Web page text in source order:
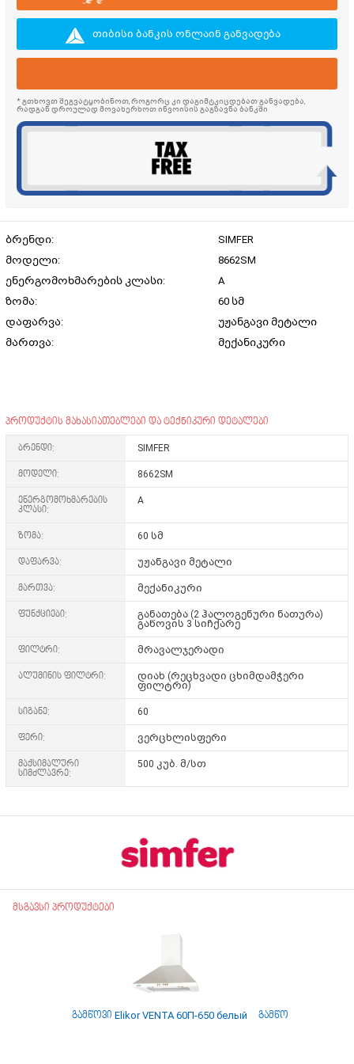
თიბისი ბანკის ონლაინ განვადება
* გთხოვთ შეგვატყობინოთ, როგორც კი დაგიმტკიცდებათ განვადება,
რადგან დროულად მოვახერხოთ ინვოისის გაგზავნა ბანკში
ბრენდი:
SIMFER
მოდელი:
8662SM
ენერგომოხმარების კლასი:
A
ზომა:
60 სმ
დაფარვა:
უჟანგავი მეტალი
მართვა:
მექანიკური
პროდუქტის მახასიათებლები და ტექნიკური დეტალები
ბრენდი: SIMFER
მოდელი: 8662SM
ენერგომოხმარების
კლასი:
A
ზომა: 60 სმ
დაფარვა: უჟანგავი მეტალი
მართვა: მექანიკური
ფუნქციები:
განათება (2 ჰალოგენური ნათურა)
გაწოვის 3 სიჩქარე
ფილტრი: მრავალჯერადი
ალუმინის ფილტრი:
დიახ (რეცხვადი ცხიმდამჭერი
ფილტრი)
სიგანე: 60
ფერი: ვერცხლისფერი
მაქსიმალური
სიმძლავრე:
500 კუბ. მ/სთ
მსგავსი პროდუქტები
გამწოვი Elikor VENTA 60П-650 белый გამწოვი Elikor